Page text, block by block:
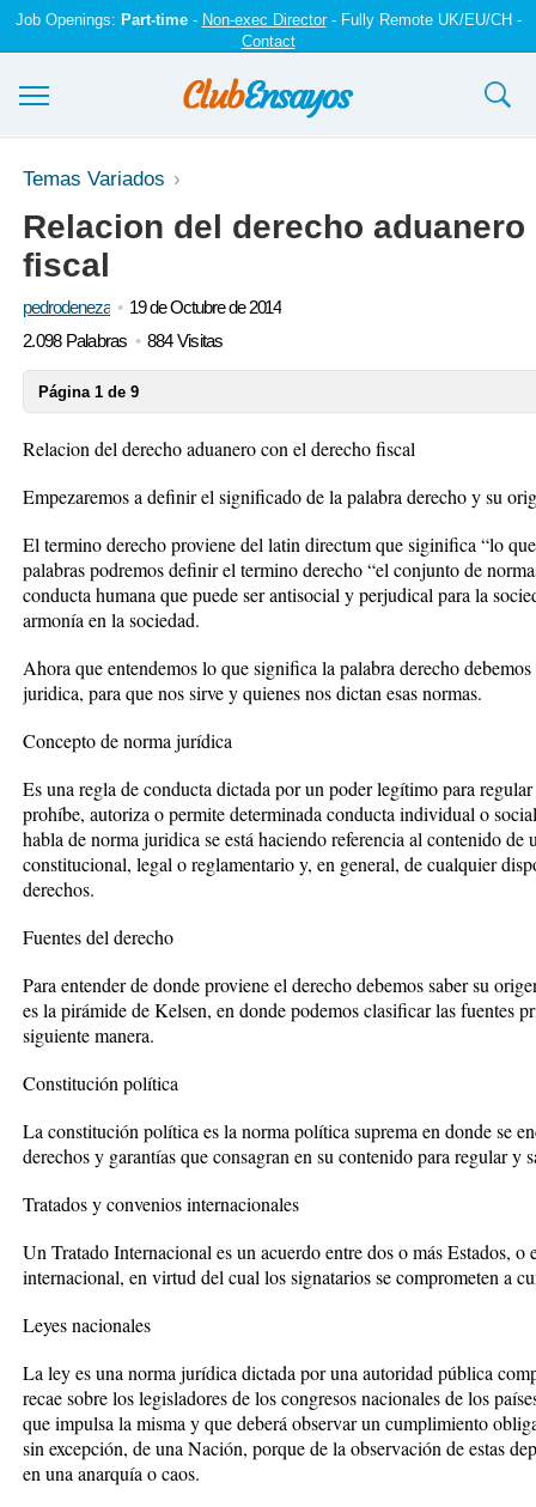
Job Openings: Part-time- Non-exec Director- Fully Remote UK/EU/CH -
Contact
Ensayos y trabajos
Registrarse
Iniciar sesión
Temas Variados
Relacion del derecho
fiscal
pedrodeneza
19 de Octubre de 2014
2.098 Palabras
884 Visitas
Página 1 de 9
Relacion del derecho aduanero con el derecho fiscal
Empezaremos a definir el significado de la palabra derecho y su
El termino derecho proviene del latin directum que siginifica “lo
palabras podremos definir el termino derecho “el conjunto de
conducta humana que puede ser antisocial y perjudical para la
armonía en la sociedad.
Ahora que entendemos lo que significa la palabra derecho
juridica, para que nos sirve y quienes nos dictan esas normas.
Concepto de norma jurídica
Es una regla de conducta dictada por un poder legítimo para
prohíbe, autoriza o permite determinada conducta individual o
habla de norma juridica se está haciendo referencia al contenido de
constitucional, legal o reglamentario y, en general, de cualquier
derechos.
Fuentes del derecho
Para entender de donde proviene el derecho debemos saber su
es la pirámide de Kelsen, en donde podemos clasificar las fuentes
siguiente manera.
Constitución política
La constitución política es la norma política suprema en donde se
derechos y garantías que consagran en su contenido para regular y
Tratados y convenios internacionales
Un Tratado Internacional es un acuerdo entre dos o más Estados,
internacional, en virtud del cual los signatarios se comprometen a
Leyes nacionales
La ley es una norma jurídica dictada por una autoridad pública
recae sobre los legisladores de los congresos nacionales de los
que impulsa la misma y que deberá observar un cumplimiento
sin excepción, de una Nación, porque de la observación de estas
en una anarquía o caos.